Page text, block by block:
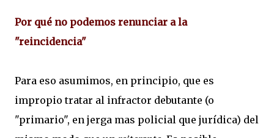
Por qué no podemos renunciar a la
"reincidencia"
Para eso asumimos, en principio, que es
impropio tratar al infractor debutante (o
"primario", en jerga mas policial que jurídica) del